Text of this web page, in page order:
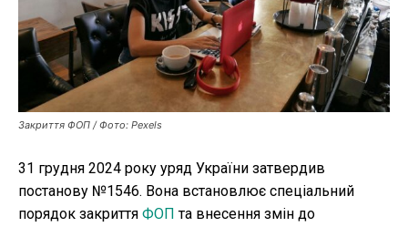
ФОП
Курс валют
Ми в соц. мережах
Закриття ФОП / Фото: Pexels
31 грудня 2024 року уряд України затвердив
постанову №1546. Вона встановлює спеціальний
порядок закриття ФОП та внесення змін до